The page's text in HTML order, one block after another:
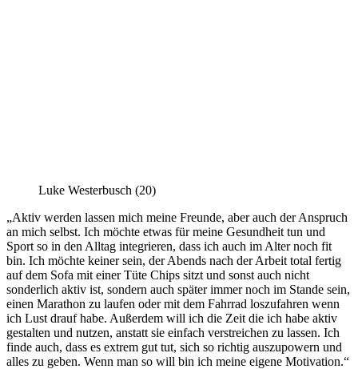
Luke Westerbusch (20)
„Aktiv werden lassen mich meine Freunde, aber auch der Anspruch
an mich selbst. Ich möchte etwas für meine Gesundheit tun und
Sport so in den Alltag integrieren, dass ich auch im Alter noch fit
bin. Ich möchte keiner sein, der Abends nach der Arbeit total fertig
auf dem Sofa mit einer Tüte Chips sitzt und sonst auch nicht
sonderlich aktiv ist, sondern auch später immer noch im Stande sein,
einen Marathon zu laufen oder mit dem Fahrrad loszufahren wenn
ich Lust drauf habe. Außerdem will ich die Zeit die ich habe aktiv
gestalten und nutzen, anstatt sie einfach verstreichen zu lassen. Ich
finde auch, dass es extrem gut tut, sich so richtig auszupowern und
alles zu geben. Wenn man so will bin ich meine eigene Motivation.“